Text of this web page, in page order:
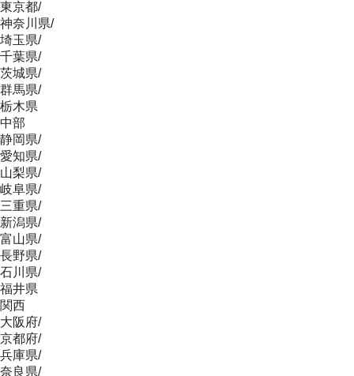
東京都/
神奈川県/
埼玉県/
千葉県/
茨城県/
群馬県/
栃木県
中部
静岡県/
愛知県/
山梨県/
岐阜県/
三重県/
新潟県/
富山県/
長野県/
石川県/
福井県
関西
大阪府/
京都府/
兵庫県/
奈良県/